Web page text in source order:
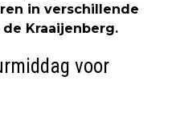
in verschillende
Kraaijenberg.
voor